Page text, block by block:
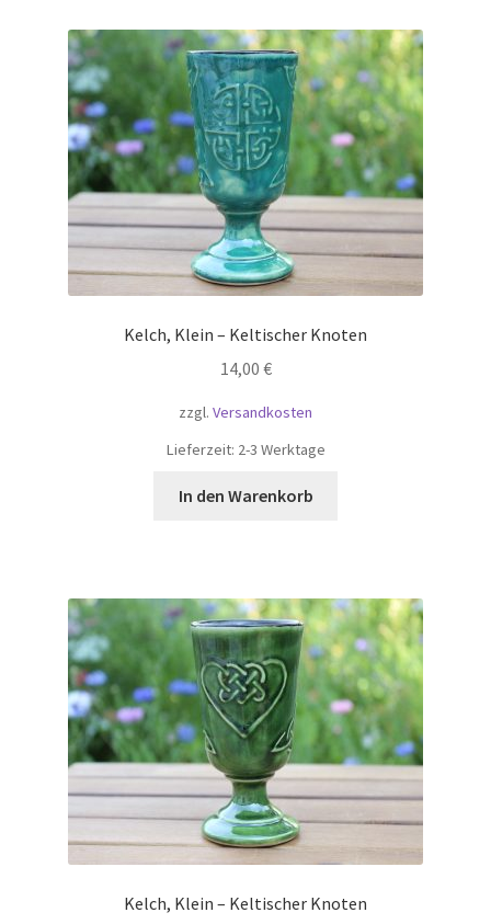
Kelch, Klein – Keltischer Knoten
14,00 €
zzgl. Versandkosten
Lieferzeit: 2-3 Werktage
In den Warenkorb
Kelch, Klein – Keltischer Knoten